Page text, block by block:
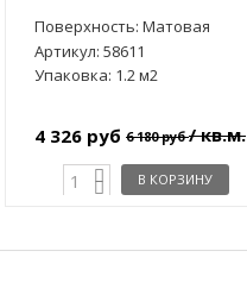
Поверхность: Матовая
Артикул: 58611
Упаковка: 1.2 м2
4 326 руб 6 180 руб/ кв.м.
В КОРЗИНУ